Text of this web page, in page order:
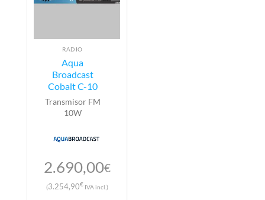
RADIO
Aqua
Broadcast
Cobalt C-10
Transmisor FM
10W
2.690,00€
(3.254,90€IVA incl.)